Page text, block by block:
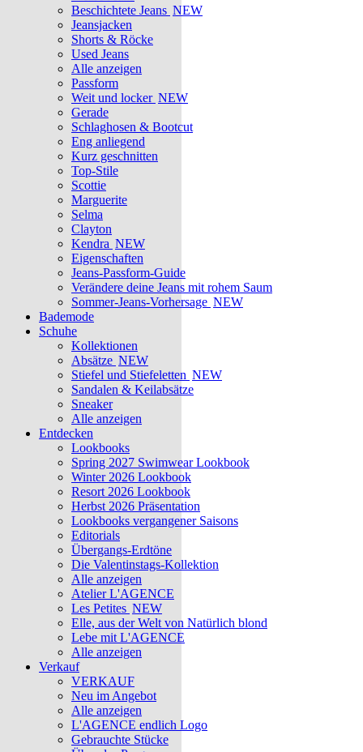
Beschichtete Jeans NEW
Jeansjacken
Shorts & Röcke
Used Jeans
Alle anzeigen
Passform
Weit und locker NEW
Gerade
Schlaghosen & Bootcut
Eng anliegend
Kurz geschnitten
Top-Stile
Scottie
Marguerite
Selma
Clayton
Kendra NEW
Eigenschaften
Jeans-Passform-Guide
Verändere deine Jeans mit rohem Saum
Sommer-Jeans-Vorhersage NEW
Bademode
Schuhe
Kollektionen
Absätze NEW
Stiefel und Stiefeletten NEW
Sandalen & Keilabsätze
Sneaker
Alle anzeigen
Entdecken
Lookbooks
Spring 2027 Swimwear Lookbook
Winter 2026 Lookbook
Resort 2026 Lookbook
Herbst 2026 Präsentation
Lookbooks vergangener Saisons
Editorials
Übergangs-Erdtöne
Die Valentinstags-Kollektion
Alle anzeigen
Atelier L'AGENCE
Les Petites NEW
Elle, aus der Welt von Natürlich blond
Lebe mit L'AGENCE
Alle anzeigen
Verkauf
VERKAUF
Neu im Angebot
Alle anzeigen
L'AGENCE endlich Logo
Gebrauchte Stücke